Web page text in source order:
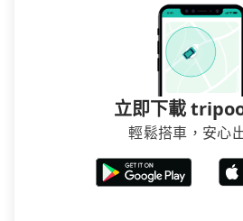
立即下載
輕鬆搭車，安心